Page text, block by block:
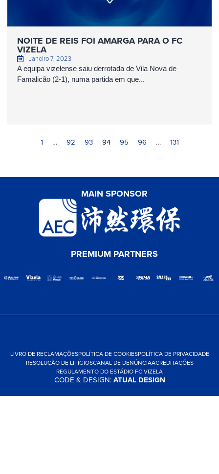
NOITE DE REIS FOI AMARGA PARA O FC
VIZELA
Janeiro 7, 2023
A equipa vizelense saiu derrotada de Vila Nova de
Famalicão (2-1), numa partida em que...
1 … 92 93 94 95 96 … 131
MAIN SPONSOR
PREMIUM PARTNERS
LIVRO DE RECLAMAÇÕESPOLÍTICA DE COOKIESPOLÍTICA DE PRIVACIDADE
RESOLUÇÃO DE LITÍGIOSCANAL DE DENÚNCIAACREDITAÇÕES
REGULAMENTO DO ESTÁDIO FC VIZELA
CODE & DESIGN:ATUAL DESIGN